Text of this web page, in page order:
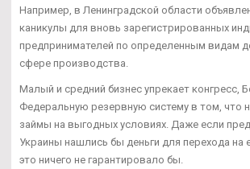
Например, в Ленинградской области
каникулы для вновь зарегистрированных
предпринимателей по определенным видам
сфере производства.
Малый и средний бизнес упрекает конгресс,
Федеральную резервную систему в том, что
займы на выгодных условиях. Даже если
Украины нашлись бы деньги для перехода на
это ничего не гарантировало бы.